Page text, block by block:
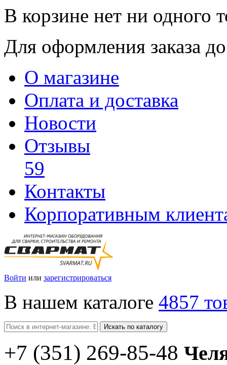
В корзине нет ни одного
Для оформления заказа
О магазине
Оплата и доставка
Новости
Отзывы
59
Контакты
Корпоративным
Войти или зарегистрироваться
В нашем каталоге 4857
Искать по каталогу
+7 (351) 269-85-48